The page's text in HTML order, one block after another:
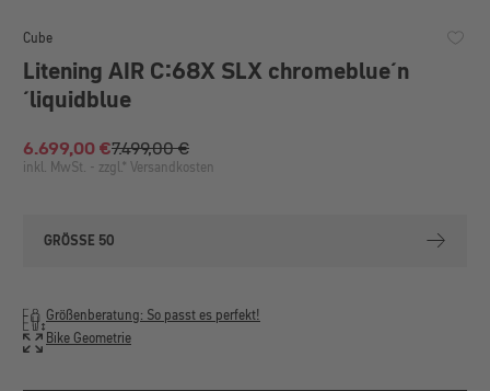
Cube
Litening AIR C:68X SLX chromeblue´n
´liquidblue
Verkaufspreis:
6.699,00 €7.499,00 €
inkl. MwSt. - zzgl.* Versandkosten
GRÖSSE 50
Größenberatung: So passt es perfekt!
Bike Geometrie